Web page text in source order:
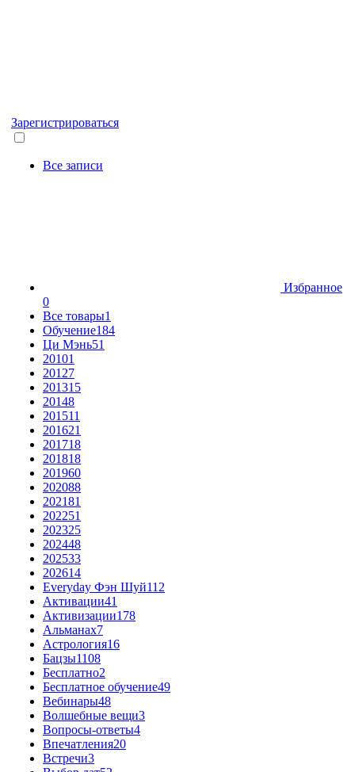
Зарегистрироваться
Все записи
Избранное
0
Все товары1
Обучение184
Ци Мэнь51
20101
20127
201315
20148
201511
201621
201718
201818
201960
202088
202181
202251
202325
202448
202533
202614
Everyday Фэн Шуй112
Активации41
Активизации178
Альманах7
Астрология16
Бацзы1108
Бесплатно2
Бесплатное обучение49
Вебинары48
Волшебные вещи3
Вопросы-ответы4
Впечатления20
Встречи3